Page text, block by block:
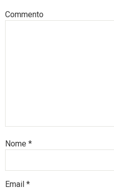
Commento
Nome *
Email *